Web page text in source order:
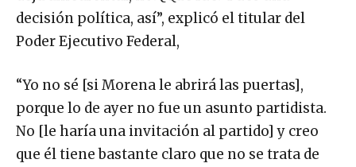
decisión política, así”, explicó el titular del
Poder Ejecutivo Federal,
“Yo no sé [si Morena le abrirá las puertas],
porque lo de ayer no fue un asunto partidista.
No [le haría una invitación al partido] y creo
que él tiene bastante claro que no se trata de